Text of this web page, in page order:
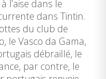
l’aise dans le
dans Tintin.
du club de
le Vasco da Gama,
débraillé, le
par contre, le